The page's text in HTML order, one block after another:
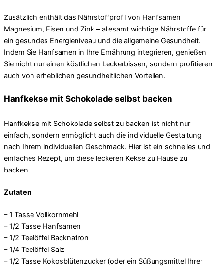
Zusätzlich enthält das Nährstoffprofil von Hanfsamen
Magnesium, Eisen und Zink – allesamt wichtige Nährstoffe für
ein gesundes Energieniveau und die allgemeine Gesundheit.
Indem Sie Hanfsamen in Ihre Ernährung integrieren, genießen
Sie nicht nur einen köstlichen Leckerbissen, sondern profitieren
auch von erheblichen gesundheitlichen Vorteilen.
Hanfkekse mit Schokolade selbst backen
Hanfkekse mit Schokolade selbst zu backen ist nicht nur
einfach, sondern ermöglicht auch die individuelle Gestaltung
nach Ihrem individuellen Geschmack. Hier ist ein schnelles und
einfaches Rezept, um diese leckeren Kekse zu Hause zu
backen.
Zutaten
– 1 Tasse Vollkornmehl
– 1/2 Tasse Hanfsamen
– 1/2 Teelöffel Backnatron
– 1/4 Teelöffel Salz
– 1/2 Tasse Kokosblütenzucker (oder ein Süßungsmittel Ihrer